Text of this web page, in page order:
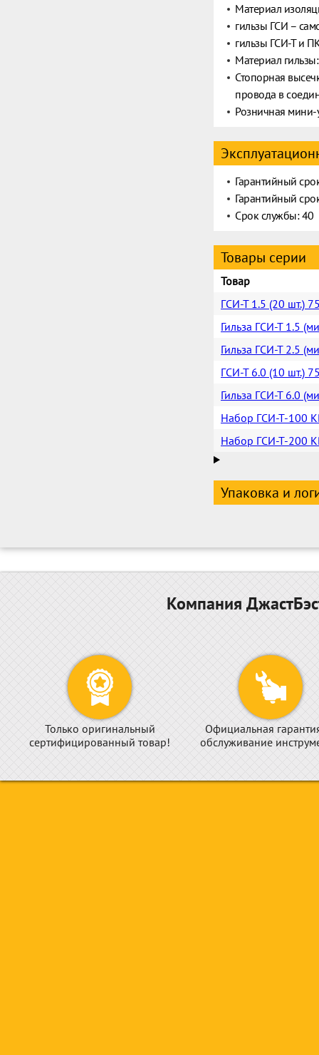
Материал
гильзы ГСИ –
гильзы ГСИ-Т и
Материал
Стопорная
провода в
Розничная мини-
Гарантийный
Гарантийный
Срок службы: 40
Товары серии
Товар
ГСИ-Т 1.5 (20 шт.)
Гильза ГСИ-Т 1.5
Гильза ГСИ-Т 2.5
ГСИ-Т 6.0 (10 шт.)
Гильза ГСИ-Т 6.0
Набор ГСИ-Т-100
Набор ГСИ-Т-200
Упаковка и
Компания
Только оригинальный
сертифицированный товар!
Официальная
обслуживание